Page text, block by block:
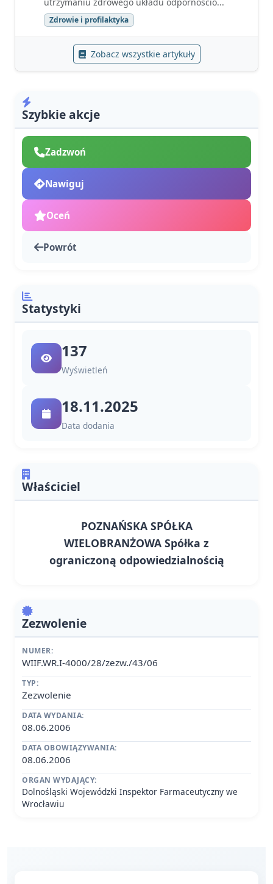
Zdrowie i profilaktyka
Zobacz wszystkie artykuły
Szybkie akcje
Zadzwoń
Nawiguj
Oceń
Powrót
Statystyki
137
Wyświetleń
18.11.2025
Data dodania
Właściciel
POZNAŃSKA SPÓŁKA
WIELOBRANŻOWA Spółka z
ograniczoną odpowiedzialnością
Zezwolenie
NUMER:
WIIF.WR.I-4000/28/zezw./43/06
TYP:
Zezwolenie
DATA WYDANIA:
08.06.2006
DATA OBOWIĄZYWANIA:
08.06.2006
ORGAN WYDAJĄCY:
Dolnośląski Wojewódzki Inspektor Farmaceutyczny we
Wrocławiu